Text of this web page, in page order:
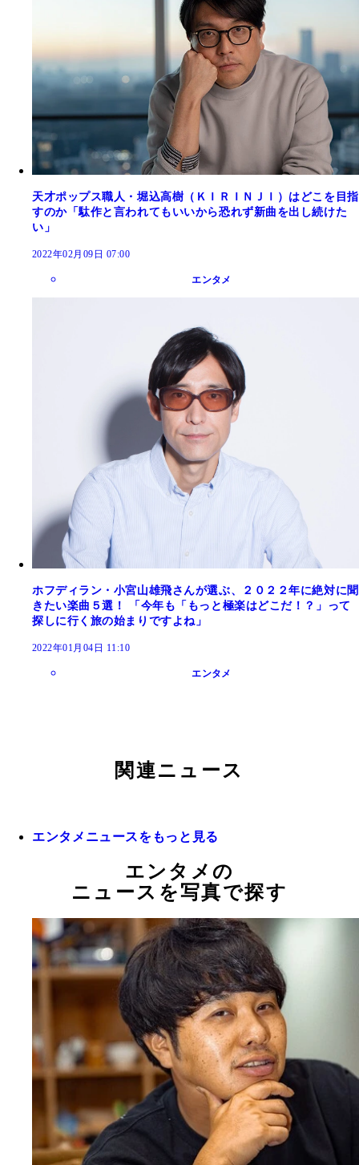
天才ポップス職人・堀込高樹（ＫＩＲＩＮＪＩ）はどこを目指
すのか「駄作と言われてもいいから恐れず新曲を出し続けた
い」
2022年02月09日 07:00
エンタメ
ホフディラン・小宮山雄飛さんが選ぶ、２０２２年に絶対に聞
きたい楽曲５選！ 「今年も「もっと極楽はどこだ！？」って
探しに行く旅の始まりですよね」
2022年01月04日 11:10
エンタメ
関連ニュース
エンタメニュースをもっと見る
エンタメの
ニュースを写真で探す